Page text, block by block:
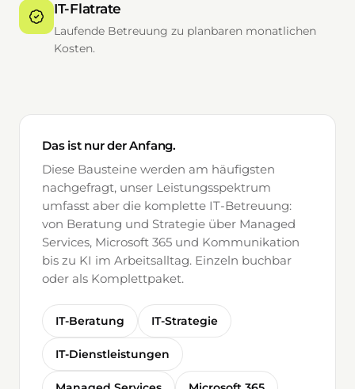
IT-Flatrate
Laufende Betreuung zu planbaren monatlichen
Kosten.
Das ist nur der Anfang.
Diese Bausteine werden am häufigsten
nachgefragt, unser Leistungsspektrum
umfasst aber die komplette IT-Betreuung:
von Beratung und Strategie über Managed
Services, Microsoft 365 und Kommunikation
bis zu KI im Arbeitsalltag. Einzeln buchbar
oder als Komplettpaket.
IT-Beratung IT-Strategie
IT-Dienstleistungen